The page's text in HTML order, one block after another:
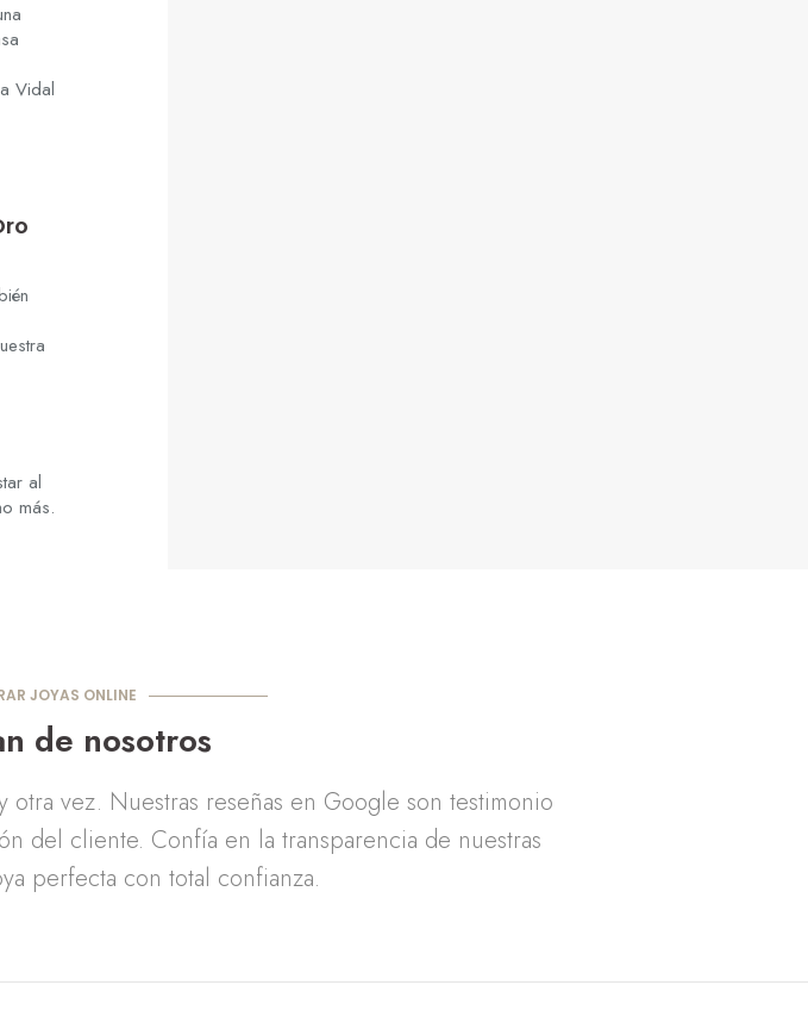
Vidal
al
más.
JOYAS ONLINE
de nosotros
vez. Nuestras reseñas en Google son testimonio
del cliente. Confía en la transparencia de nuestras
perfecta con total confianza.